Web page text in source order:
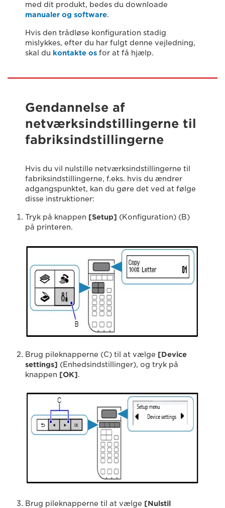
med dit produkt, bedes du downloade
manualer og software.
Hvis den trådløse konfiguration stadig
mislykkes, efter du har fulgt denne vejledning,
skal du kontakte os for at få hjælp.
Gendannelse af
netværksindstillingerne til
fabriksindstillingerne
Hvis du vil nulstille netværksindstillingerne til
fabriksindstillingerne, f.eks. hvis du ændrer
adgangspunktet, kan du gøre det ved at følge
disse instruktioner:
Tryk på knappen [Setup] (Konfiguration) (B)
på printeren.
Brug pileknapperne (C) til at vælge [Device
settings] (Enhedsindstillinger), og tryk på
knappen [OK].
Brug pileknapperne til at vælge [Nulstil